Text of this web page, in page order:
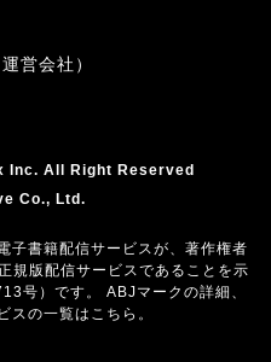
営会社）
Inc. All Right Reserved
Co., Ltd.
子書籍配信サービスが、著作権者
規版配信サービスであることを示
号）です。 ABJマークの詳細、
スの一覧はこちら。